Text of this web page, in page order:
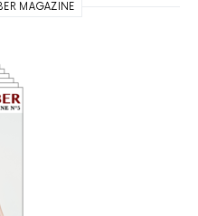
MAGAZINE